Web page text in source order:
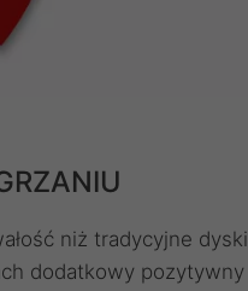
niż tradycyjne dyski
dodatkowy pozytywny